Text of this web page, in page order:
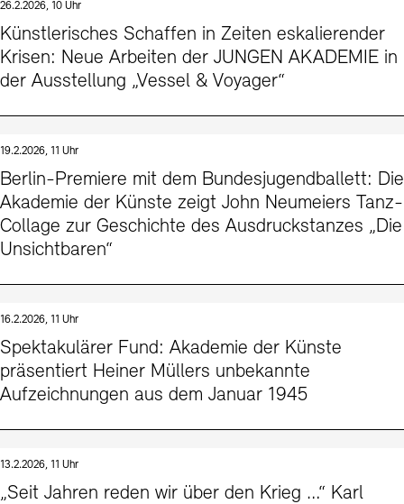
26.2.2026, 10 Uhr
Künstlerisches Schaffen in Zeiten eskalierender
Krisen: Neue Arbeiten der JUNGEN AKADEMIE in
der Ausstellung „Vessel & Voyager“
19.2.2026, 11 Uhr
Berlin-Premiere mit dem Bundesjugendballett: Die
Akademie der Künste zeigt John Neumeiers Tanz-
Collage zur Geschichte des Ausdruckstanzes „Die
Unsichtbaren“
16.2.2026, 11 Uhr
Spektakulärer Fund: Akademie der Künste
präsentiert Heiner Müllers unbekannte
Aufzeichnungen aus dem Januar 1945
13.2.2026, 11 Uhr
„Seit Jahren reden wir über den Krieg …“ Karl